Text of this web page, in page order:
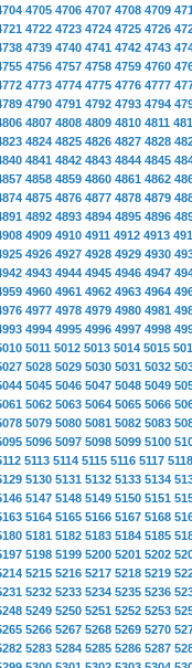
4705 4706 4707 4708 4709
4722 4723 4724 4725 4726
4739 4740 4741 4742 4743
4756 4757 4758 4759 4760
4773 4774 4775 4776 4777
4790 4791 4792 4793 4794
4807 4808 4809 4810 4811
4824 4825 4826 4827 4828
4841 4842 4843 4844 4845
4858 4859 4860 4861 4862
4875 4876 4877 4878 4879
4892 4893 4894 4895 4896
4909 4910 4911 4912 4913
4926 4927 4928 4929 4930
4943 4944 4945 4946 4947
4960 4961 4962 4963 4964
4977 4978 4979 4980 4981
4994 4995 4996 4997 4998
5011 5012 5013 5014 5015
5028 5029 5030 5031 5032
5045 5046 5047 5048 5049
5062 5063 5064 5065 5066
5079 5080 5081 5082 5083
5096 5097 5098 5099 5100
5113 5114 5115 5116 5117 5118
5130 5131 5132 5133 5134
5147 5148 5149 5150 5151
5164 5165 5166 5167 5168
5181 5182 5183 5184 5185
5198 5199 5200 5201 5202
5215 5216 5217 5218 5219
5232 5233 5234 5235 5236
5249 5250 5251 5252 5253
5266 5267 5268 5269 5270
5283 5284 5285 5286 5287